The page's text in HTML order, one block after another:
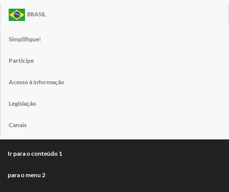
BRASIL
Simplifique!
Participe
Acesso à informação
Legislação
Canais
Ir para o conteúdo 1
para o menu 2